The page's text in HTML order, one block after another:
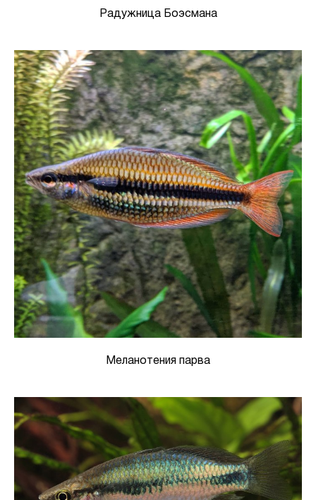
Радужница Боэсмана
Меланотения парва